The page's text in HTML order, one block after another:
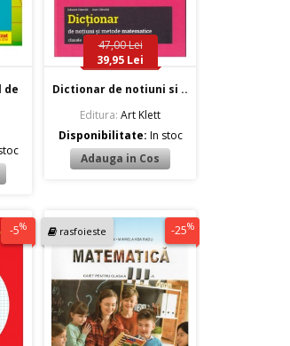
de
47,00 Lei
39,95 Lei
Dictionar de notiuni si ..
Editura: Art Klett
Disponibilitate: In stoc
-5% rasfoieste -25%